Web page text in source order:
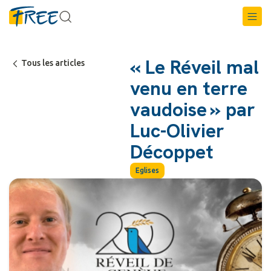
Tous les articles
« Le Réveil mal
venu en terre
vaudoise » par
Luc-Olivier
Décoppet
Eglises